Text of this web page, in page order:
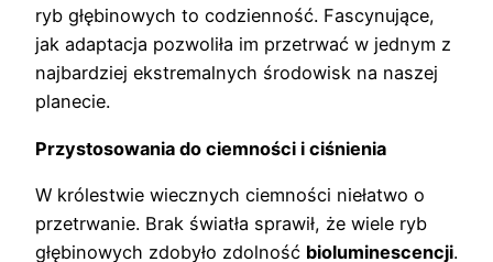
ryb głębinowych to codzienność. Fascynujące,
jak adaptacja pozwoliła im przetrwać w jednym z
najbardziej ekstremalnych środowisk na naszej
planecie.
Przystosowania do ciemności i ciśnienia
W królestwie wiecznych ciemności niełatwo o
przetrwanie. Brak światła sprawił, że wiele ryb
głębinowych zdobyło zdolność bioluminescencji.